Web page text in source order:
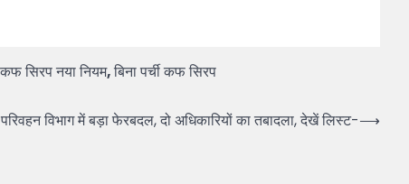
कफ सिरप नया नियम,बिना पर्ची कफ सिरप
विभाग में बड़ा फेरबदल, दो अधिकारियों का तबादला, देखें लिस्ट-⟶